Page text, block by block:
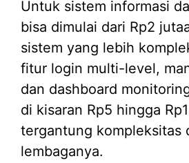
Untuk sistem informasi
bisa dimulai dari Rp2
sistem yang lebih
fitur login multi-level,
dan dashboard
di kisaran Rp5 hingga
tergantung kompleksitas
lembaganya.